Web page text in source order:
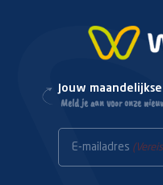
Jouw
Meld je aan voor onze
E-mailadres